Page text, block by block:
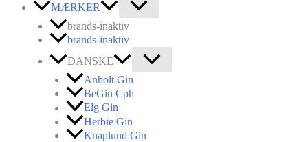
MÆRKER
brands-inaktiv
brands-inaktiv
DANSKE
Anholt Gin
BeGin Cph
Elg Gin
Herbie Gin
Knaplund Gin